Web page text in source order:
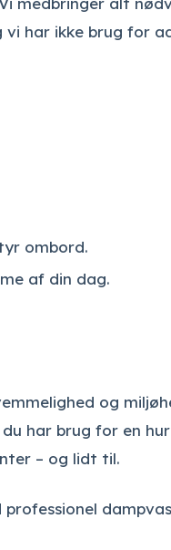
vi har ikke brug for
ombord.
af din dag.
og
har brug for en
– og lidt til.